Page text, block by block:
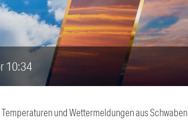
10:34
und Wettermeldungen aus Schwaben.